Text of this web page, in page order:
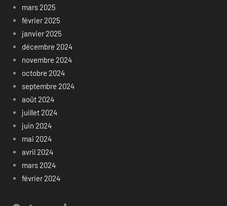
mars 2025
février 2025
janvier 2025
décembre 2024
novembre 2024
octobre 2024
septembre 2024
août 2024
juillet 2024
juin 2024
mai 2024
avril 2024
mars 2024
février 2024